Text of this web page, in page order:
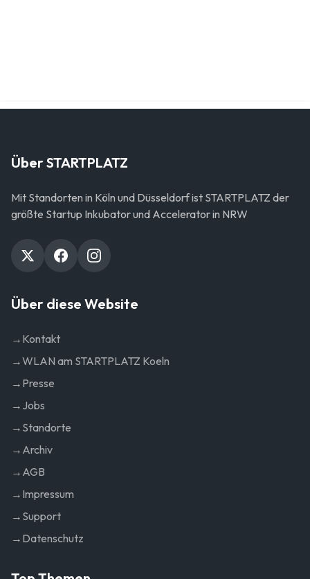
Über STARTPLATZ
Mit Standorten in Köln und Düsseldorf ist STARTPLATZ der
größte Startup Inkubator und Accelerator in NRW
Über diese Website
→ Kontakt
→WLAN am STARTPLATZ Koeln
→ Presse
→ Jobs
→ Standorte
→ Archiv
→ AGB
→ Impressum
→ Support
→ Datenschutz